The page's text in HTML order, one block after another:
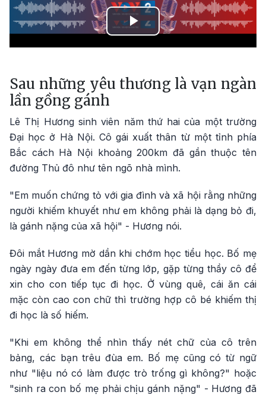
Play
Sau những yêu thương là vạn ngàn
lần gồng gánh
Lê Thị Hương sinh viên năm thứ hai của một trường
Đại học ở Hà Nội. Cô gái xuất thân từ một tỉnh phía
Bắc cách Hà Nội khoảng 200km đã gần thuộc tên
đường Thủ đô như tên ngõ nhà mình.
"Em muốn chứng tỏ với gia đình và xã hội rằng những
người khiếm khuyết như em không phải là dạng bỏ đi,
là gánh nặng của xã hội" - Hương nói.
Đôi mắt Hương mờ dần khi chớm học tiểu học. Bố mẹ
ngày ngày đưa em đến từng lớp, gặp từng thầy cô để
xin cho con tiếp tục đi học. Ở vùng quê, cái ăn cái
mặc còn cao con chữ thì trường hợp cô bé khiếm thị
đi học là số hiếm.
"Khi em không thể nhìn thấy nét chữ của cô trên
bảng, các bạn trêu đùa em. Bố mẹ cũng có từ ngữ
như "liệu nó có làm được trò trống gì không?" hoặc
"sinh ra con bố mẹ phải chịu gánh nặng" - Hương đã